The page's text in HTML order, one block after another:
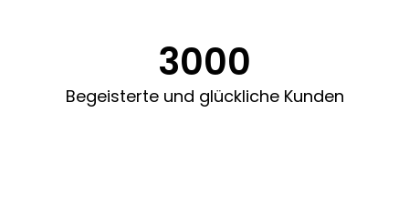
3000
Begeisterte und glückliche Kunden